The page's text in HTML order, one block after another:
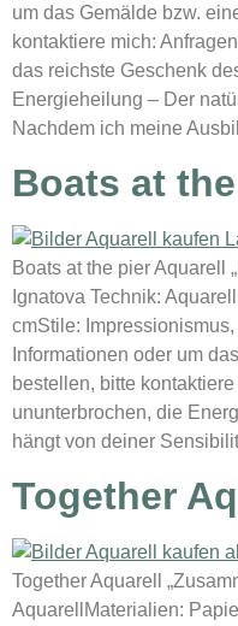
um das Gemälde bzw.
kontaktiere mich:
das reichste Geschenk
Energieheilung – Der
Nachdem ich meine
Boats at
Boats at the pier Aquarell
Ignatova Technik:
cmStile:
Informationen oder um
bestellen, bitte
ununterbrochen, die
hängt von deiner
Together
Together Aquarell
AquarellMaterialien: